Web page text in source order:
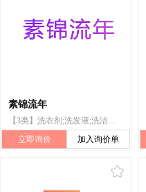
素锦流年
【3类】洗衣剂;洗发液;洗洁精;香精油;口红;美容面膜;指甲油;化妆品;牙膏;动物用化妆品
立即询价
加入询价单